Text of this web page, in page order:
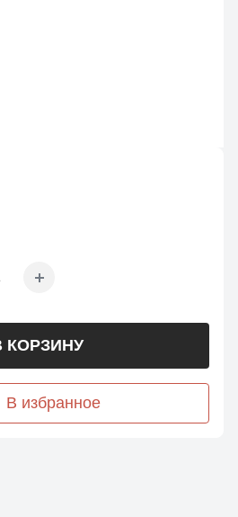
КОРЗИНУ
В избранное